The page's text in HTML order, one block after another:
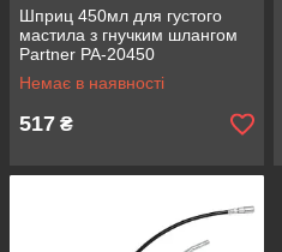
Шприц 450мл для густого
мастила з гнучким шлангом
Partner PA-20450
Немає в наявності
517 ₴